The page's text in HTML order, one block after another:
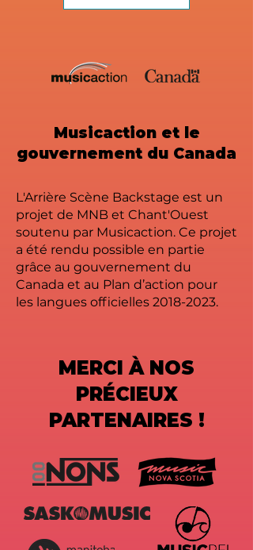
Musicaction et le
gouvernement du Canada
L'Arrière Scène Backstage est un
projet de MNB et Chant'Ouest
soutenu par Musicaction. Ce projet
a été rendu possible en partie
grâce au gouvernement du
Canada et au Plan d’action pour
les langues officielles 2018-2023.
MERCI À NOS
PRÉCIEUX
PARTENAIRES !